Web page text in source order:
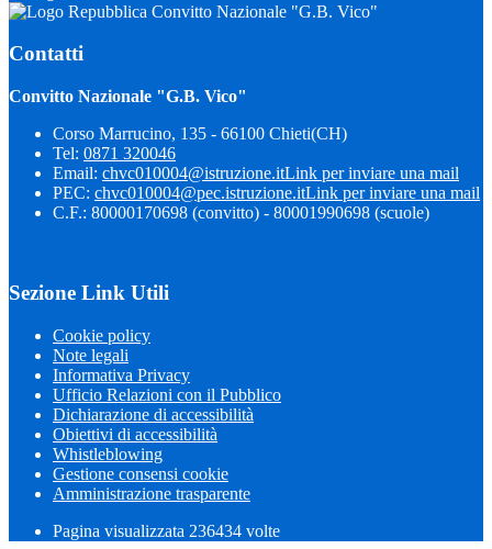
Convitto Nazionale "G.B. Vico"
Contatti
Convitto Nazionale "G.B. Vico"
Corso Marrucino, 135 - 66100 Chieti(CH)
Tel: 0871 320046
Email: chvc010004@istruzione.itLink per inviare una mail
PEC: chvc010004@pec.istruzione.itLink per inviare una mail
C.F.: 80000170698 (convitto) - 80001990698 (scuole)
Sezione Link Utili
Cookie policy
Note legali
Informativa Privacy
Ufficio Relazioni con il Pubblico
Dichiarazione di accessibilità
Obiettivi di accessibilità
Whistleblowing
Gestione consensi cookie
Amministrazione trasparente
Pagina visualizzata 236434 volte